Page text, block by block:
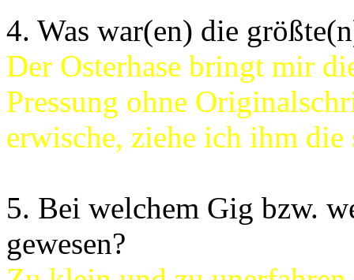
4. Was war(en) die
Der Osterhase bringt mir
Pressung ohne
erwische, ziehe ich ihm
5. Bei welchem Gig bzw.
gewesen?